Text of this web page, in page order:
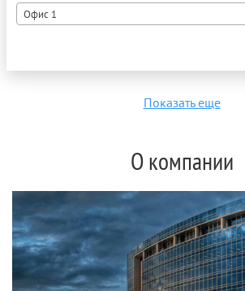
Офис 1
Показать еще
О компании